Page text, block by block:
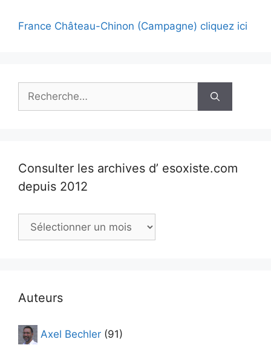
France Château-Chinon (Campagne) cliquez ici
Rechercher :
Consulter les archives d’ esoxiste.com
depuis 2012
Consulter
depuis
Auteurs
Axel Bechler (91)